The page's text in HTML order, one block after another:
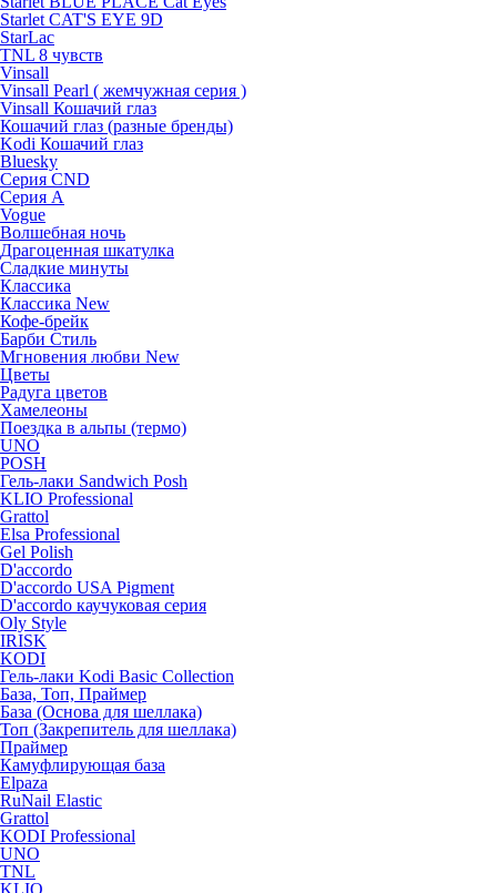
Starlet CAT'S EYE 9D
StarLac
TNL 8 чувств
Vinsall
Vinsall Pearl ( жемчужная серия )
Vinsall Кошачий глаз
Кошачий глаз (разные бренды)
Kodi Кошачий глаз
Bluesky
Серия CND
Серия А
Vogue
Волшебная ночь
Драгоценная шкатулка
Сладкие минуты
Классика
Классика New
Кофе-брейк
Барби Стиль
Мгновения любви New
Цветы
Радуга цветов
Хамелеоны
Поездка в альпы (термо)
UNO
POSH
Гель-лаки Sandwich Posh
KLIO Professional
Grattol
Elsa Professional
Gel Polish
D'accordo
D'accordo USA Pigment
D'accordo каучуковая серия
Oly Style
IRISK
KODI
Гель-лаки Kodi Basic Collection
База, Топ, Праймер
База (Основа для шеллака)
Топ (Закрепитель для шеллака)
Праймер
Камуфлирующая база
Elpaza
RuNail Elastic
Grattol
KODI Professional
UNO
TNL
KLIO